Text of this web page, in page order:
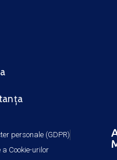
personale (GDPR)
Cookie-urilor